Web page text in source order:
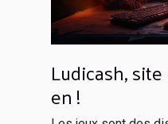
Ludicash,
en !